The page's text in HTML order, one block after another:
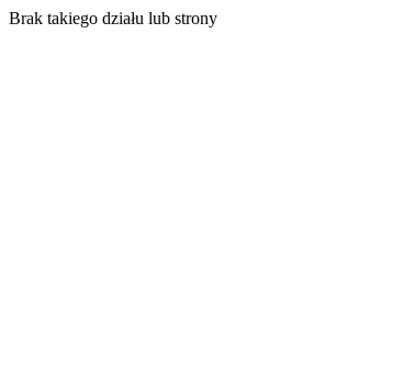
Brak takiego działu lub strony